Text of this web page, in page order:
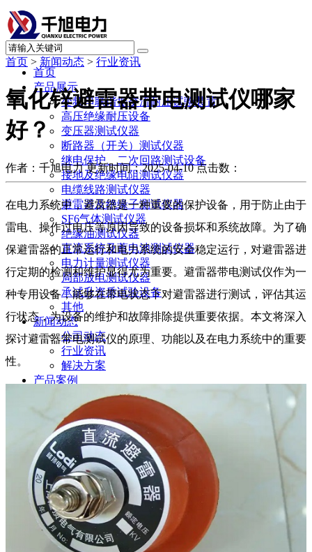
首页
产品展示
变频串联谐振交流耐压试验装置
高压绝缘耐压设备
变压器测试仪器
断路器（开关）测试仪器
继电保护、二次回路测试设备
接地及绝缘电阻测试仪器
电缆线路测试仪器
避雷器及绝缘子测试仪器
SF6气体测试仪器
绝缘油测试仪器
直流系统及蓄电池测试仪器
电力计量测试仪器
局部放电测试仪器
承试升资质试验设备
其他
新闻动态
公司动态
行业资讯
解决方案
产品案例
培训方案
详情案例
实用工具
关于我们
联系我们
首页 > 新闻动态 > 行业资讯
氧化锌避雷器带电测试仪哪家
好？
作者：千旭电力 更新时间：2025-04-10 点击数：
在电力系统中，避雷器是一种重要的保护设备，用于防止由于
雷电、操作过电压等原因导致的设备损坏和系统故障。为了确
保避雷器的正常运行和电力系统的安全稳定运行，对避雷器进
行定期的检测和维护显得尤为重要。避雷器带电测试仪作为一
种专用设备，能够在带电状态下对避雷器进行测试，评估其运
行状态，为设备的维护和故障排除提供重要依据。本文将深入
探讨避雷器带电测试仪的原理、功能以及在电力系统中的重要
性。